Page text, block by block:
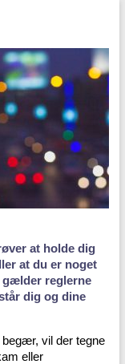
at holde dig
at du er noget
gælder reglerne
dig og dine
vil der tegne
eller